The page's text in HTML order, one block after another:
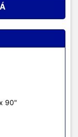
90"